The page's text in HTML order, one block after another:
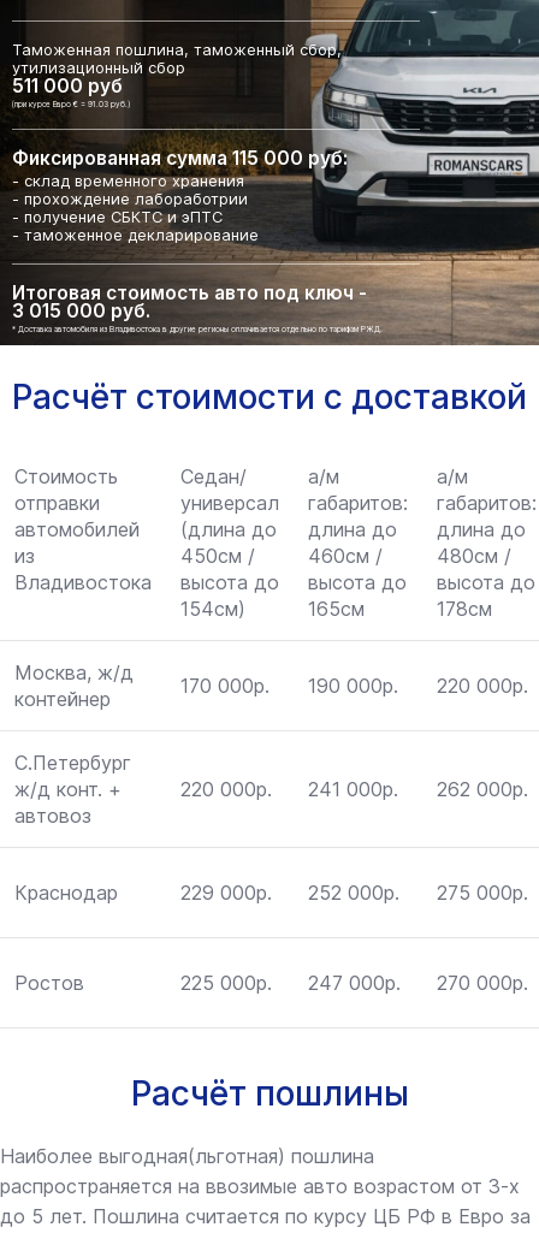
Таможенная пошлина, таможенный сбор,
утилизационный сбор
511 000 руб
(при курсе Евро € = 91.03 руб.)
Фиксированная сумма 115 000 руб:
- склад временного хранения
- прохождение лабоработрии
- получение СБКТС и эПТС
- таможенное декларирование
Итоговая стоимость авто под ключ -
3 015 000 руб.
* Доставка автомобиля из Владивостока в другие регионы оплачивается отдельно по тарифам РЖД.
Расчёт стоимости с доставкой
Стоимость
отправки
автомобилей
из
Владивостока
Седан/
универсал
(длина до
450см /
высота до
154см)
а/м
габаритов:
длина до
460см /
высота до
165см
а/м
габаритов:
длина до
480см /
высота до
178см
Москва, ж/д
контейнер
170 000р. 190 000р. 220 000р.
С.Петербург
ж/д конт. +
автовоз
220 000р. 241 000р. 262 000р.
Краснодар 229 000р. 252 000р. 275 000р.
Ростов 225 000р. 247 000р. 270 000р.
Расчёт пошлины
Наиболее выгодная(льготная) пошлина
распространяется на ввозимые авто возрастом от 3-х
до 5 лет. Пошлина считается по курсу ЦБ РФ в Евро за